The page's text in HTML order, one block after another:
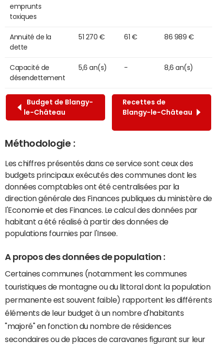
emprunts
toxiques
Annuité de la
dette
51 270 € 61 € 86 989 €
Capacité de
désendettement
5,6 an(s) - 8,6 an(s)
Budget de Blangy-
le-Château
Recettes de
Blangy-le-Château
Méthodologie :
Les chiffres présentés dans ce service sont ceux des
budgets principaux exécutés des communes dont les
données comptables ont été centralisées par la
direction générale des Finances publiques du ministère de
l'Economie et des Finances. Le calcul des données par
habitant a été réalisé à partir des données de
populations fournies par l'Insee.
A propos des données de population :
Certaines communes (notamment les communes
touristiques de montagne ou du littoral dont la population
permanente est souvent faible) rapportent les différents
éléments de leur budget à un nombre d'habitants
"majoré" en fonction du nombre de résidences
secondaires ou de places de caravanes figurant sur leur